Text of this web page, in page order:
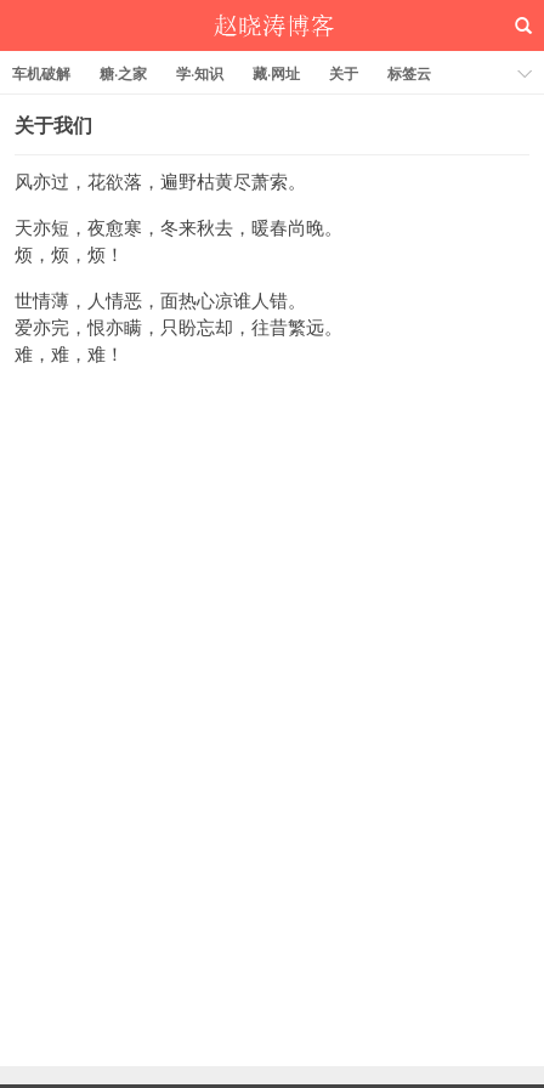
赵晓涛博客
车机破解 糖·之家 学·知识 藏·网址 关于 标签云
关于我们
风亦过，花欲落，遍野枯黄尽萧索。
天亦短，夜愈寒，冬来秋去，暖春尚晚。
烦，烦，烦！
世情薄，人情恶，面热心凉谁人错。
爱亦完，恨亦瞒，只盼忘却，往昔繁远。
难，难，难！